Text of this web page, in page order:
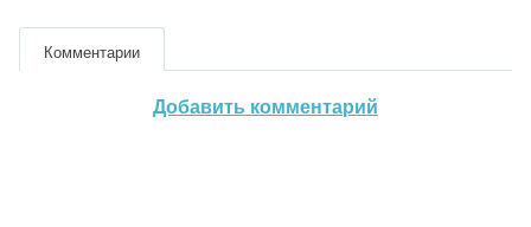
Комментарии
Добавить комментарий